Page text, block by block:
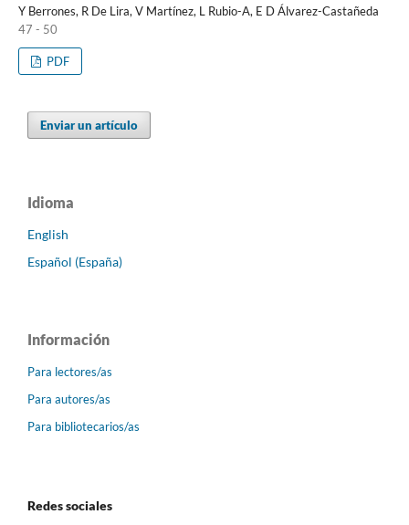
Y Berrones, R De Lira, V Martínez, L Rubio-A, E D Álvarez-Castañeda
47 - 50
PDF
Enviar un artículo
Idioma
English
Español (España)
Información
Para lectores/as
Para autores/as
Para bibliotecarios/as
Redes sociales